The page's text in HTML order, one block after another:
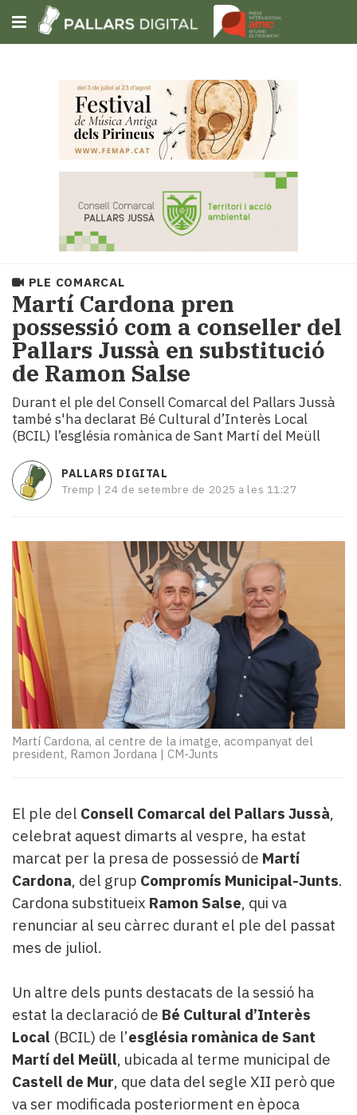
Subscriu-t'hi
Portada
Societat
Política
i
municipis
Economia
i
Cultura
Esports
Mai
tant!
TV
i
temps
Reportatges
Entrevistes
Enquestes
A
escena!
Dis
la
teva!
Subscriptors
La
newsletter
Contingut
patrocinat
més
llegit...
Editorial
PLE COMARCAL
Martí Cardona pren
possessió com a conseller del
Pallars Jussà en substitució
de Ramon Salse
Durant el ple del Consell Comarcal del Pallars Jussà
també s'ha declarat Bé Cultural d’Interès Local
(BCIL) l’església romànica de Sant Martí del Meüll
PALLARS DIGITAL
Tremp | 24 de setembre de 2025 a les 11:27
Martí Cardona, al centre de la imatge, acompanyat del
president, Ramon Jordana | CM-Junts
El ple del Consell Comarcal del Pallars Jussà,
celebrat aquest dimarts al vespre, ha estat
marcat per la presa de possessió de Martí
Cardona, del grup Compromís Municipal-Junts.
Cardona substitueix Ramon Salse, qui va
renunciar al seu càrrec durant el ple del passat
mes de juliol.
Un altre dels punts destacats de la sessió ha
estat la declaració de Bé Cultural d’Interès
Local (BCIL) de l’església romànica de Sant
Martí del Meüll, ubicada al terme municipal de
Castell de Mur, que data del segle XII però que
va ser modificada posteriorment en època